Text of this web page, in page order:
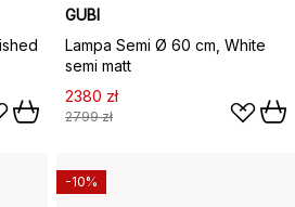
GUBI
Lampa Semi Ø 60 cm, White
semi matt
2380 zł
2799 zł
-10%